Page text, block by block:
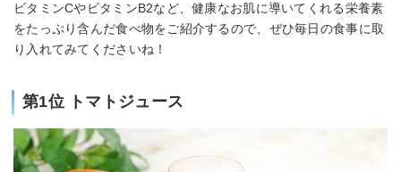
ビタミンCやビタミンB2など、健康なお肌に導いてくれる栄養素
をたっぷり含んだ食べ物をご紹介するので、ぜひ毎日の食事に取
り入れてみてくださいね！
第1位 トマトジュース